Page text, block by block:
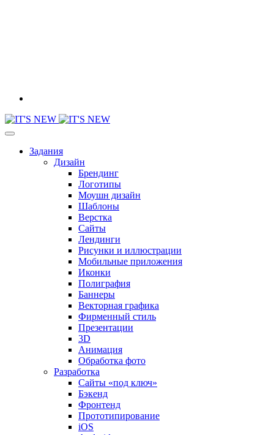
Задания
Дизайн
Брендинг
Логотипы
Моушн дизайн
Шаблоны
Верстка
Сайты
Лендинги
Рисунки и иллюстрации
Мобильные приложения
Иконки
Полиграфия
Баннеры
Векторная графика
Фирменный стиль
Презентации
3D
Анимация
Обработка фото
Разработка
Сайты «под ключ»
Бэкенд
Фронтенд
Прототипирование
iOS